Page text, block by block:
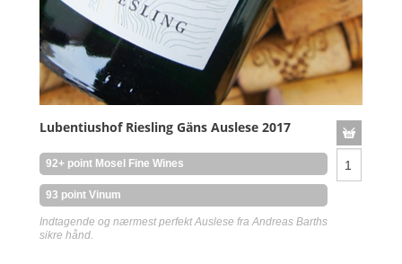
Lubentiushof Riesling Gäns Auslese 2017
92+ point Mosel Fine Wines
93 point Vinum
Indtagende og nærmest perfekt Auslese fra Andreas Barths
sikre hånd.